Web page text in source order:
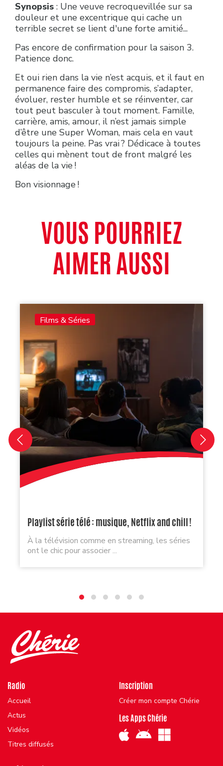
Synopsis : Une veuve recroquevillée sur sa
douleur et une excentrique qui cache un
terrible secret se lient d'une forte amitié...
Pas encore de confirmation pour la saison 3.
Patience donc.
Et oui rien dans la vie n’est acquis, et il faut en
permanence faire des compromis, s’adapter,
évoluer, rester humble et se réinventer, car
tout peut basculer à tout moment. Famille,
carrière, amis, amour, il n’est jamais simple
d’être une Super Woman, mais cela en vaut
toujours la peine. Pas vrai ? Dédicace à toutes
celles qui mènent tout de front malgré les
aléas de la vie !
Bon visionnage !
VOUS POURRIEZ
AIMER AUSSI
Films & Séries
Playlist série télé : musique, Netflix and chill !
À la télévision comme en streaming, les séries
ont le chic pour associer ...
Radio
Accueil
Actus
Vidéos
Titres diffusés
Inscription
Créer mon compte Chérie
Les Apps Chérie